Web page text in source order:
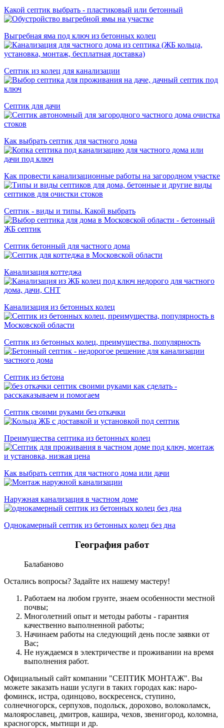
Какой септик выбрать - пластиковый или бетонный
Выгребная яма под ключ из бетонных колец
Септик из колец для канализации
Септик для дачи
Как выбрать септик для частного дома
Как провести канализационные работы на загородном участке
Септик - виды и типы. Какой выбрать
Септик бетонный для частного дома
Канализация коттеджа
Канализация из бетонных колец
Септик из бетонных колец, преимущества, популярность
Cептик из бетона
Септик своими руками без откачки
Преимущества септика из бетонных колец
Как выбрать септик для частного дома или дачи
Наружная канализация в частном доме
Однокамерный септик из бетонных колец без дна
География работ
Балабаново
Остались вопросы? Задайте их нашему мастеру!
Работаем на любом грунте, знаем особенности местной
почвы;
Многолетний опыт и методы работы - гарантия
качественно выполненной работы;
Начинаем работы на следующий день после заявки от
Вас;
Не нуждаемся в электричестве и проживании на время
выполнения работ.
Официальный сайт компании "СЕПТИК МОНТАЖ". Вы
можете заказать наши услуги в таких городах как: наро-
фоминск, истра, одинцово, воскресенск, ступино,
солнечногорск, серпухов, подольск, дорохово, волоколамск,
малоярославец, дмитров, кашира, чехов, звенигород, коломна,
красногорск, мытищи и др.